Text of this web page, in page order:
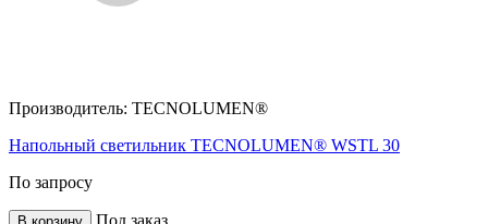
Производитель: TECNOLUMEN®
Напольный светильник TECNOLUMEN® WSTL 30
По запросу
Под заказ